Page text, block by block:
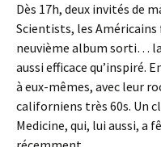
Dès 17h, deux invités de
Scientists, les
neuvième album sorti…
aussi efficace qu’inspiré.
à eux-mêmes, avec leur
californiens très 60s. Un
Medicine, qui, lui aussi, a